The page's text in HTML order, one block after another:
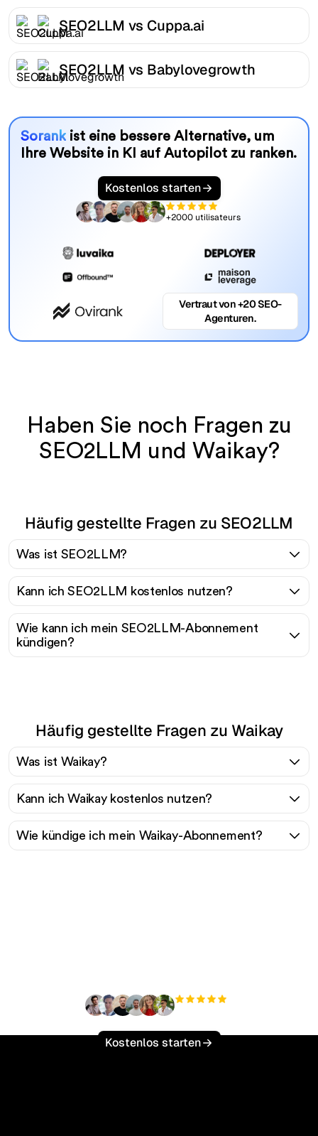
SEO2LLM vs Cuppa.ai
SEO2LLM vs Babylovegrowth
Sorankist eine bessere Alternative, um
Ihre Website in KI auf Autopilot zu ranken.
Kostenlos starten
+2000 utilisateurs
Vertraut von +20 SEO-
Agenturen.
Haben Sie noch Fragen zu
SEO2LLM und Waikay?
Häufig gestellte Fragen zu SEO2LLM
Was ist SEO2LLM?
Kann ich SEO2LLM kostenlos nutzen?
Wie kann ich mein SEO2LLM-Abonnement
kündigen?
Häufig gestellte Fragen zu Waikay
Was ist Waikay?
Kann ich Waikay kostenlos nutzen?
Wie kündige ich mein Waikay-Abonnement?
Kostenlos starten